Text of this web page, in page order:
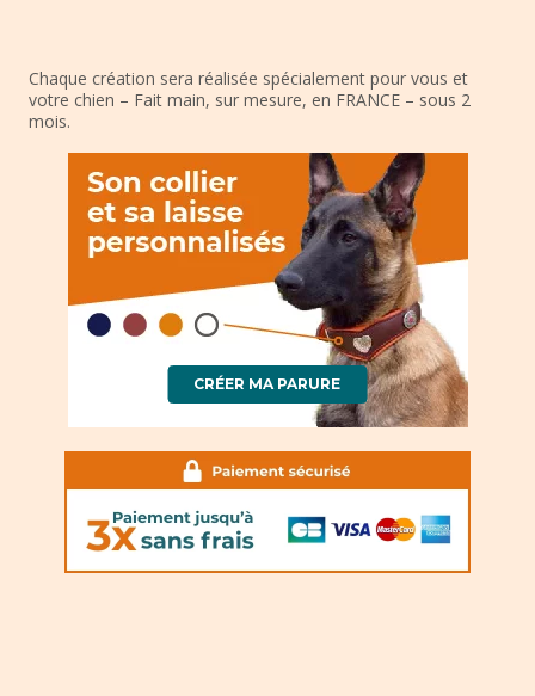
Chaque création sera réalisée spécialement pour vous et
votre chien – Fait main, sur mesure, en FRANCE – sous 2
mois.
CRÉER MA PARURE